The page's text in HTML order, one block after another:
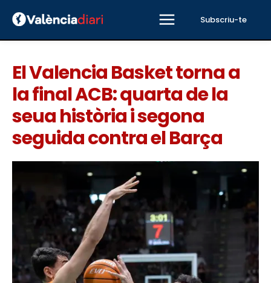
Subscriu-te
El Valencia Basket torna a
la final ACB: quarta de la
seua història i segona
seguida contra el Barça